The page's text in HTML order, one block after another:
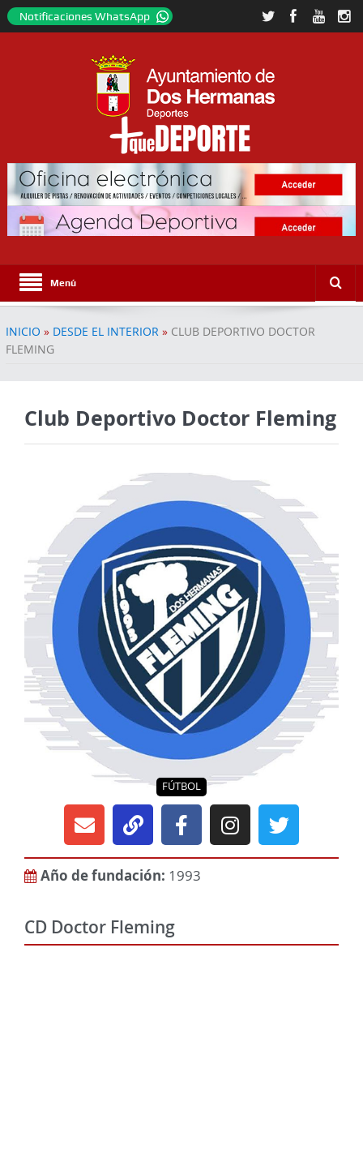
Notificaciones WhatsApp
Menú
INICIO » DESDE EL INTERIOR » CLUB DEPORTIVO DOCTOR
FLEMING
Club Deportivo Doctor Fleming
FÚTBOL
Año de fundación: 1993
CD Doctor Fleming